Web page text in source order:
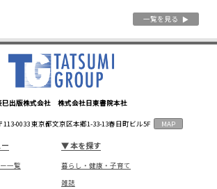
一覧を見る ▼
巳出版株式会社 株式会社日東書院本社
0033 東京都文京区本郷1-33-13春日町ビル5F MAP
一覧
▼本を探す
暮らし・健康・子育て
雑誌